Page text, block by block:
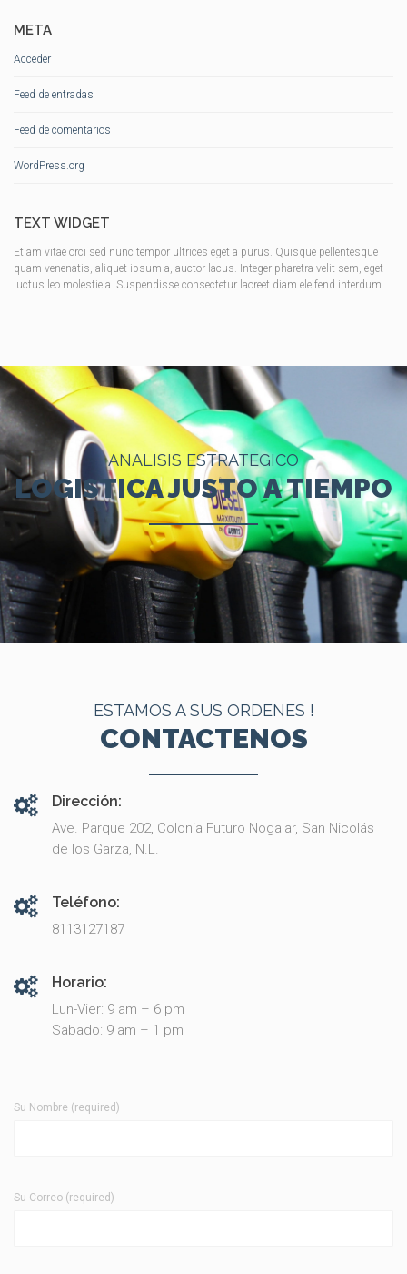
META
Acceder
Feed de entradas
Feed de comentarios
WordPress.org
TEXT WIDGET
Etiam vitae orci sed nunc tempor ultrices eget a purus. Quisque pellentesque
quam venenatis, aliquet ipsum a, auctor lacus. Integer pharetra velit sem, eget
luctus leo molestie a. Suspendisse consectetur laoreet diam eleifend interdum.
ANALISIS ESTRATEGICO
LOGISTICA JUSTO A TIEMPO
ESTAMOS A SUS ORDENES !
CONTACTENOS
Dirección:
Ave. Parque 202, Colonia Futuro Nogalar, San Nicolás
de los Garza, N.L.
Teléfono:
8113127187
Horario:
Lun-Vier: 9 am – 6 pm
Sabado: 9 am – 1 pm
Su Nombre (required)
Su Correo (required)